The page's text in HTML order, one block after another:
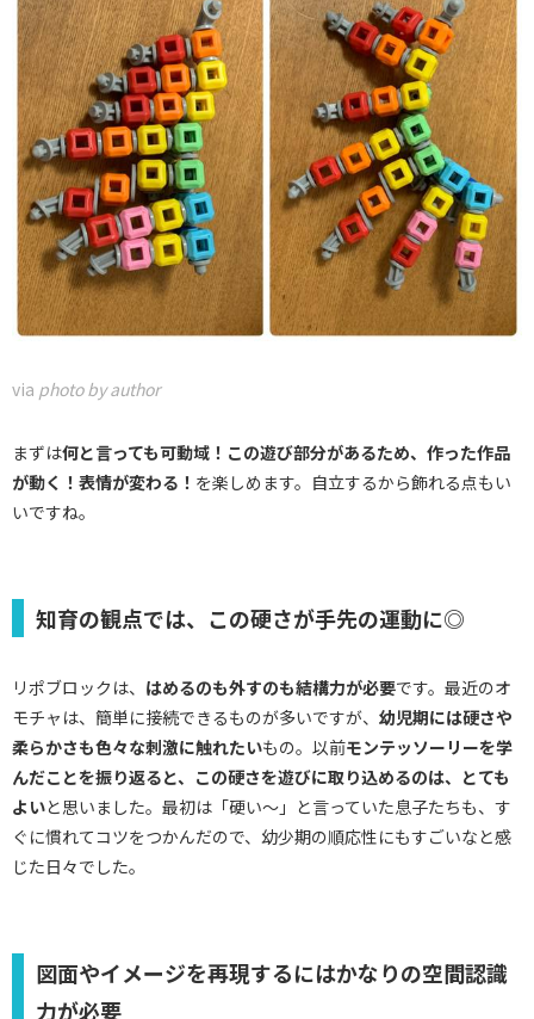
via photo by author
まずは何と言っても可動域！ この遊び部分があるため、作った作品
が動く！表情が変わる！ を楽しめます。自立するから飾れる点もい
いですね。
知育の観点では、この硬さが手先の運動に◎
リポブロックは、 はめるのも外すのも結構力が必要です。最近のオ
モチャは、簡単に接続できるものが多いですが、 幼児期には硬さや
柔らかさも色々な刺激に触れたいもの。以前モンテッソーリーを学
んだことを振り返ると、この硬さを遊びに取り込めるのは、とても
よいと思いました。最初は「硬い～」と言っていた息子たちも、す
ぐに慣れてコツをつかんだので、幼少期の順応性にもすごいなと感
じた日々でした。
図面やイメージを再現するにはかなりの空間認識
力が必要